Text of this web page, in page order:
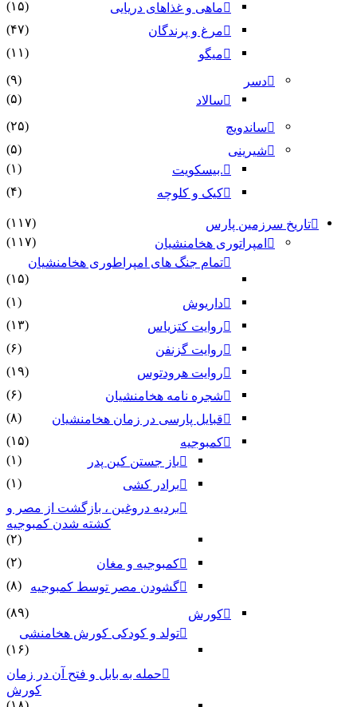
ماهی و غذاهای دریایی
(۱۵)
مرغ و پرندگان
(۴۷)
میگو
(۱۱)
دسر
(۹)
سالاد
(۵)
ساندویچ
(۲۵)
شیرینی
(۵)
.بیسکویت
(۱)
کیک و کلوچه
(۴)
تاریخ سرزمین پارس
(۱۱۷)
امپراتوری هخامنشیان
(۱۱۷)
تمام جنگ های امپراطوری هخامنشیان
(۱۵)
داریوش
(۱)
روایت کتزیاس
(۱۳)
روایت گزنفن
(۶)
روایت هرودتوس
(۱۹)
شجره نامه هخامنشیان
(۶)
قبایل پارسی در زمان هخامنشیان
(۸)
کمبوجیه
(۱۵)
باز جستن کین پدر
(۱)
برادر کشی
(۱)
بردیه دروغین ، بازگشت از مصر و
کشته شدن کمبوجیه
(۲)
کمبوجیه و مغان
(۲)
گشودن مصر توسط کمبوجیه
(۸)
کورش
(۸۹)
تولد و کودکی کورش هخامنشی
(۱۶)
حمله به بابل و فتح آن در زمان
کورش